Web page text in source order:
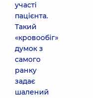
участі
пацієнта.
Такий
«кровообіг»
думок з
самого
ранку
задає
шалений